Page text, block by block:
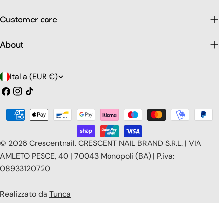
Customer care
About
P
a
e
/
r
e
Italia (EUR €)
Facebook
Instagram
Tic
© 2026 Crescentnail.CRESCENT NAIL BRAND S.R.L. | VIA
AMLETO PESCE, 40 | 70043 Monopoli (BA) | P.iva:
08933120720
Realizzato da Tunca
Modalità
pagamento